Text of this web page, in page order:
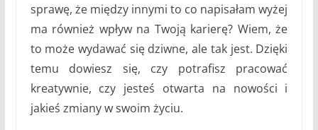
sprawę, że między innymi to co napisałam wyżej
ma również wpływ na Twoją karierę? Wiem, że
to może wydawać się dziwne, ale tak jest. Dzięki
temu dowiesz się, czy potrafisz pracować
kreatywnie, czy jesteś otwarta na nowości i
jakieś zmiany w swoim życiu.